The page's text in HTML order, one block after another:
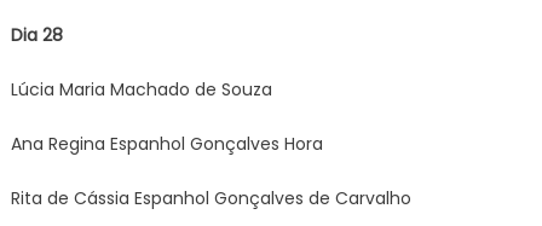
Dia 28
Lúcia Maria Machado de Souza
Ana Regina Espanhol Gonçalves Hora
Rita de Cássia Espanhol Gonçalves de Carvalho